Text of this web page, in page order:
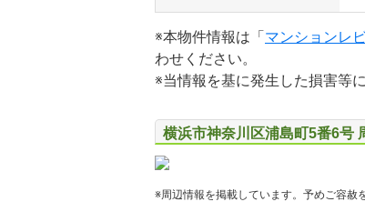
※本物件情報は「 マンションレ
わせください。
※当情報を基に発生した損害等
横浜市神奈川区浦島町5番6号
※周辺情報を掲載しています。予めご容赦